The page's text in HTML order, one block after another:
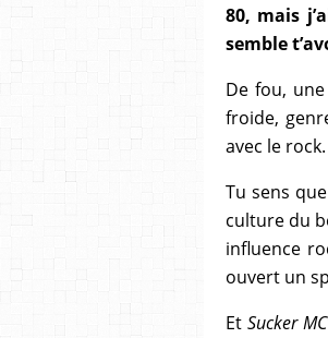
80, mais
semble
De fou,
froide,
avec le rock.
Tu sens
culture du
influence
ouvert un
EtSucker